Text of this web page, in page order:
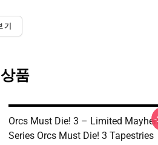
기
품
Orcs Must Die! 3 – Limited
Series Orcs Must Die! 3 Tapestries